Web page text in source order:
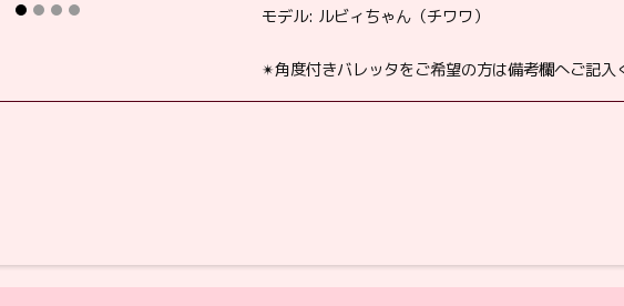
モデル: ルビィちゃん（チワワ）
✴︎角度付きバレッタをご希望の方は備考欄へご記入